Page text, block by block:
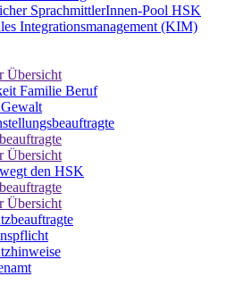
SprachmittlerInnen-Pool HSK
Integrationsmanagement (KIM)
Übersicht
Familie Beruf
Übersicht
den HSK
Übersicht